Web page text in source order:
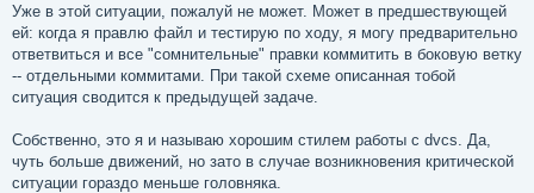
Уже в этой ситуации, пожалуй не может. Может в предшествующей
ей: когда я правлю файл и тестирую по ходу, я могу предварительно
ответвиться и все "сомнительные" правки коммитить в боковую ветку
-- отдельными коммитами. При такой схеме описанная тобой
ситуация сводится к предыдущей задаче.
Собственно, это я и называю хорошим стилем работы с dvcs. Да,
чуть больше движений, но зато в случае возникновения критической
ситуации гораздо меньше головняка.